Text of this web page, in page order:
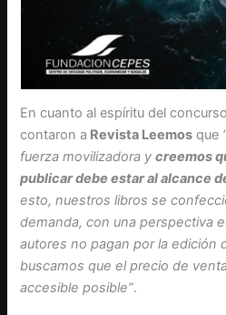
En cuanto al espíritu del
contaron a Revista Leemos que
fuerza movilizadora ycreemos
publicar debe estar al alcance
esto, nuestros libros se
demanda, con una perspectiva
autores no pagan por la edición
buscamos que el precio de
accesible posible”.